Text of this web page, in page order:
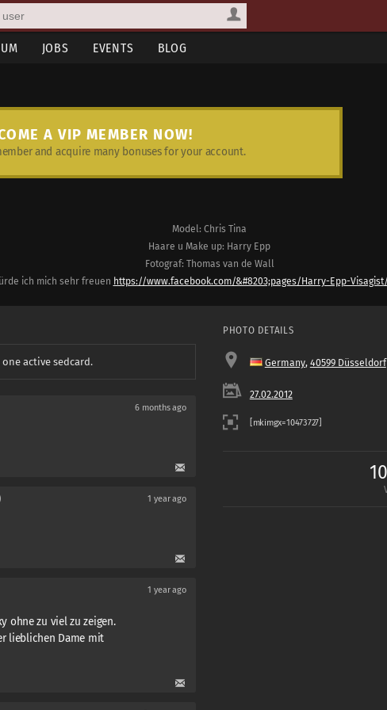
JOBS EVENTS BLOG
A VIP MEMBER NOW!
and acquire many bonuses for your account.
Model: Chris Tina
Haare u Make up: Harry Epp
Fotograf: Thomas van de Wall
ich mich sehr freuen https://www.facebook.com/&#8203;pages/Harry-Epp-Visagist/
active sedcard.
6 months ago
1 year ago
1 year ago
ohne zu viel zu zeigen.
lieblichen Dame mit
PHOTO DETAILS
Germany, 40599 Düsseldorf
27.02.2012